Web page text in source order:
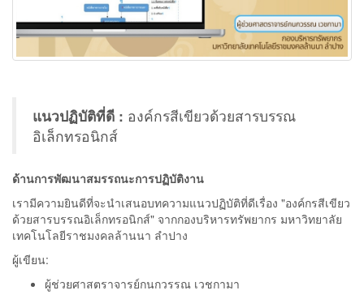
แนวปฏิบัติที่ดี : องค์กรสีเขียวด้วยสารบรรณ
อิเล็กทรอนิกส์
ด้านการพัฒนาสมรรถนะการปฏิบัติงาน
เรามีความยินดีที่จะนำเสนอบทความแนวปฏิบัติที่ดีเรื่อง "องค์กรสีเขียว
ด้วยสารบรรณอิเล็กทรอนิกส์" จากกองบริหารทรัพยากร มหาวิทยาลัย
เทคโนโลยีราชมงคลล้านนา ลำปาง
ผู้เขียน:
ผู้ช่วยศาสตราจารย์กนกวรรณ เวชกามา